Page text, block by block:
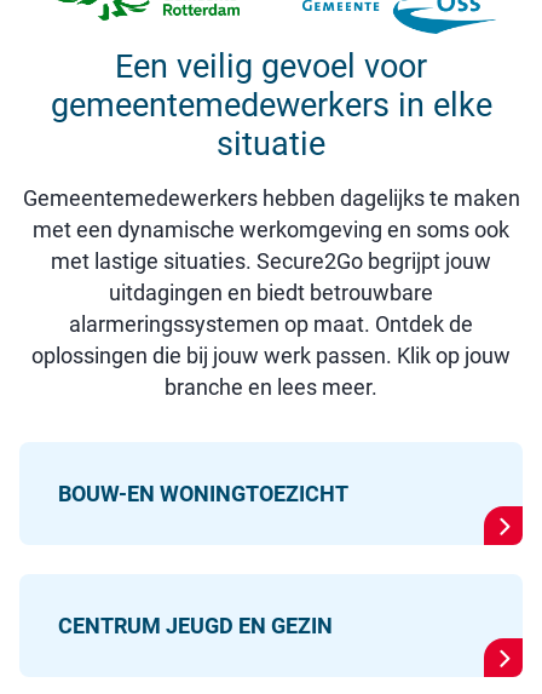
Een veilig gevoel voor
gemeentemedewerkers in elke
situatie
Gemeentemedewerkers hebben dagelijks te maken
met een dynamische werkomgeving en soms ook
met lastige situaties. Secure2Go begrijpt jouw
uitdagingen en biedt betrouwbare
alarmeringssystemen op maat. Ontdek de
oplossingen die bij jouw werk passen. Klik op jouw
branche en lees meer.
BOUW-EN WONINGTOEZICHT
CENTRUM JEUGD EN GEZIN